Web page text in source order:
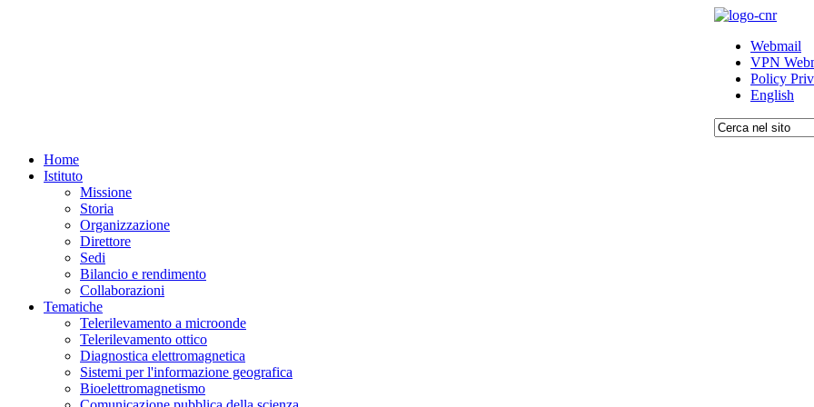
Webmail
VPN
Policy
English
Home
Istituto
Missione
Storia
Organizzazione
Direttore
Sedi
Bilancio e rendimento
Collaborazioni
Tematiche
Telerilevamento a microonde
Telerilevamento ottico
Diagnostica elettromagnetica
Sistemi per l'informazione geografica
Bioelettromagnetismo